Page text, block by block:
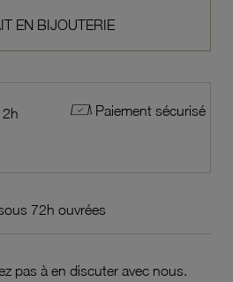
EN BIJOUTERIE
2h Paiement sécurisé
72h ouvrées
pas à en discuter avec nous.